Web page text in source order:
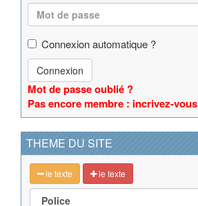
Connexion automatique ?
Connexion
Mot de passe oublié ?
Pas encore membre : incrivez-vous
THEME DU SITE
le texte le texte